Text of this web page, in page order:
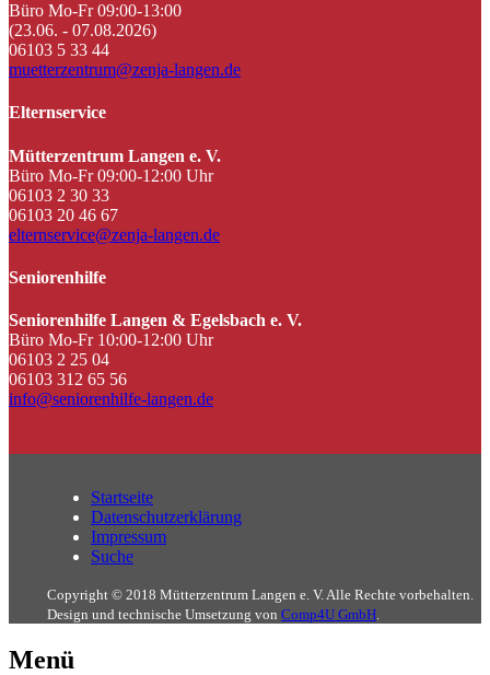
Büro Mo-Fr 09:00-13:00
(23.06. - 07.08.2026)
06103 5 33 44
muetterzentrum@zenja-langen.de
Elternservice
Mütterzentrum Langen e. V.
Büro Mo-Fr 09:00-12:00 Uhr
06103 2 30 33
06103 20 46 67
elternservice@zenja-langen.de
Seniorenhilfe
Seniorenhilfe Langen & Egelsbach e. V.
Büro Mo-Fr 10:00-12:00 Uhr
06103 2 25 04
06103 312 65 56
info@seniorenhilfe-langen.de
Startseite
Datenschutzerklärung
Impressum
Suche
Copyright © 2018 Mütterzentrum Langen e. V. Alle Rechte vorbehalten.
Design und technische Umsetzung von Comp4U GmbH.
Menü